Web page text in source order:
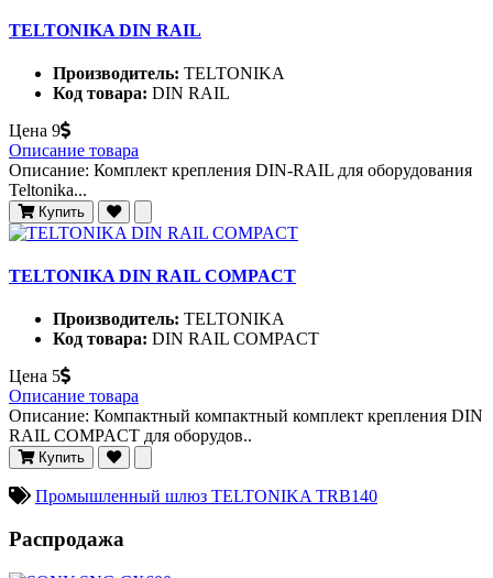
TELTONIKA DIN RAIL
Производитель: TELTONIKA
Код товара: DIN RAIL
Цена 9
Описание товара
Описание: Комплект крепления DIN-RAIL для оборудования
Teltonika...
Купить
TELTONIKA DIN RAIL COMPACT
Производитель: TELTONIKA
Код товара: DIN RAIL COMPACT
Цена 5
Описание товара
Описание: Компактный компактный комплект крепления DIN
RAIL COMPACT для оборудов..
Купить
Промышленный шлюз TELTONIKA TRB140
Распродажа